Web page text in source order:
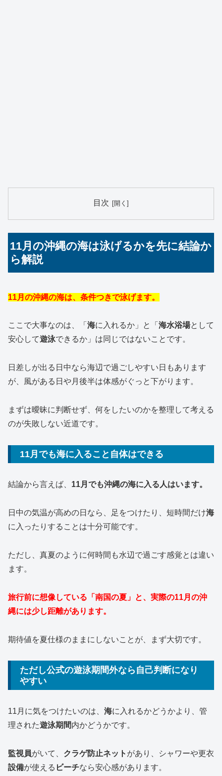
目次
11月の沖縄の海は泳げるかを先に結論か
ら解説
11月の沖縄の海は、条件つきで泳げます。
ここで大事なのは、「 海に入れるか」と「 海水浴場として
安心して遊泳できるか」は同じではないことです。
日差しが出る日中なら海辺で過ごしやすい日もあります
が、風がある日や月後半は体感がぐっと下がります。
まずは曖昧に判断せず、何をしたいのかを整理して考える
のが失敗しない近道です。
11月でも海に入ること自体はできる
結論から言えば、 11月でも沖縄の海に入る人はいます。
日中の気温が高めの日なら、足をつけたり、短時間だけ海
に入ったりすることは十分可能です。
ただし、真夏のように何時間も水辺で過ごす感覚とは違い
ます。
旅行前に想像している「南国の夏」と、実際の11月の沖
縄には少し距離があります。
期待値を夏仕様のままにしないことが、まず大切です。
ただし公式の遊泳期間外なら自己判断になり
やすい
11月に気をつけたいのは、 海に入れるかどうかより、管
理された遊泳期間内かどうかです。
監視員がいて、 クラゲ防止ネット があり、シャワーや更衣
設備が使える ビーチなら安心感があります。